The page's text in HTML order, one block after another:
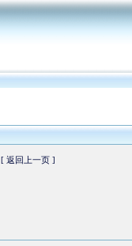
[ 返回上一页 ]